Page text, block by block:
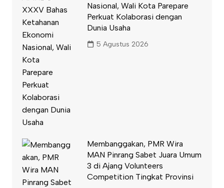
Nasional, Wali Kota Parepare
Perkuat Kolaborasi dengan
Dunia Usaha
5 Agustus 2026
Membanggakan, PMR Wira
MAN Pinrang Sabet Juara Umum
3 di Ajang Volunteers
Competition Tingkat Provinsi